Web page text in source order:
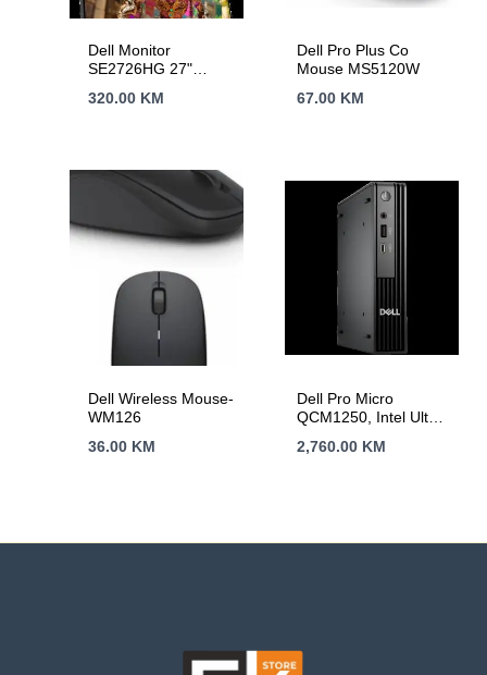
Dell Monitor
SE2726HG 27"
240Hz, IPS, 16:9,
(x2), DisplayPort 1.4,
3.5mm Audio Out,
Flicker-free, AMD
FreeSync Premium,
Tilt, ComfortView
Plus, 3Y
320.00 KM
Dell Pro Plus Co
Mouse MS5120W
67.00 KM
Dell Wireless Mouse-
WM126
36.00 KM
Dell Pro Micro
QCM1250, Intel Ultra
512GB GB PCIe M.2,
HDMI, DP, RJ45,
2,760.00 KM